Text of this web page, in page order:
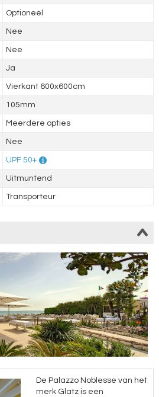
Optioneel
Nee
Nee
Ja
Vierkant 600x600cm
105mm
Meerdere opties
Nee
UPF 50+
Uitmuntend
Transporteur
De Palazzo Noblesse van het
merk Glatz is een